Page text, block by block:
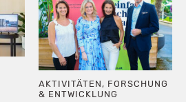
AKTIVITÄTEN , FORSCHUNG
& ENTWICKLUNG